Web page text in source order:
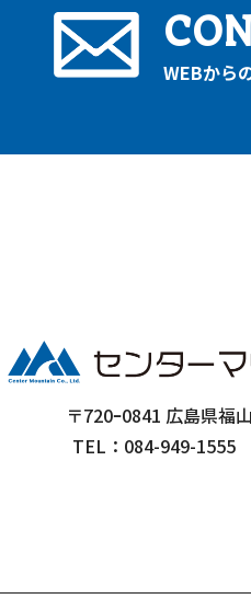
WEBから
〒720ｰ0841 広島県福
TEL：084-949-1555